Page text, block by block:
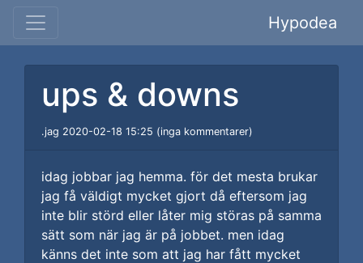
Hypodea
ups & downs
.jag 2020-02-18 15:25 (inga kommentarer)
idag jobbar jag hemma. för det mesta brukar
jag få väldigt mycket gjort då eftersom jag
inte blir störd eller låter mig störas på samma
sätt som när jag är på jobbet. men idag
känns det inte som att jag har fått mycket